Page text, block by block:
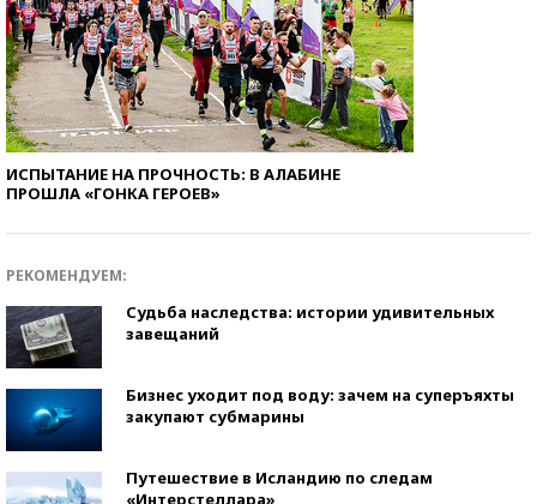
ИСПЫТАНИЕ НА ПРОЧНОСТЬ: В АЛАБИНЕ
ПРОШЛА «ГОНКА ГЕРОЕВ»
РЕКОМЕНДУЕМ:
Судьба наследства: истории удивительных
завещаний
Бизнес уходит под воду: зачем на суперъяхты
закупают субмарины
Путешествие в Исландию по следам
«Интерстеллара»